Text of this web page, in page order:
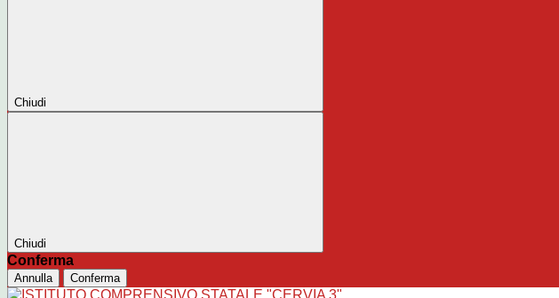
Chiudi
Chiudi
Conferma
Annulla Conferma